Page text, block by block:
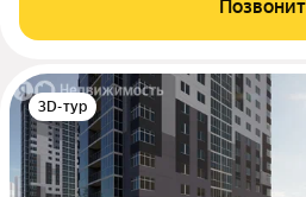
3D-тур